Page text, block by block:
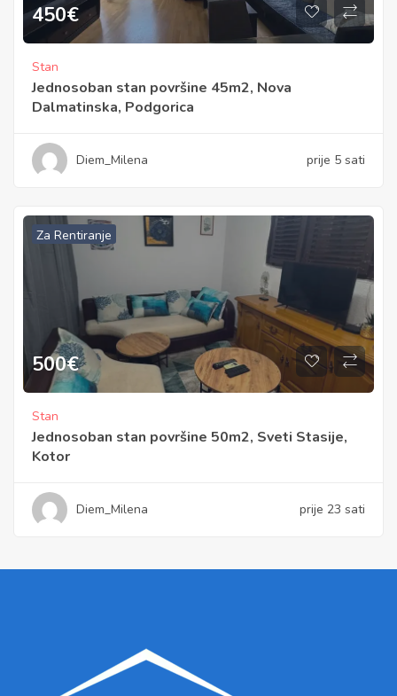
450€
Stan
Jednosoban stan površine 45m2, Nova
Dalmatinska, Podgorica
Diem_Milena prije 5 sati
Za Rentiranje
500€
Stan
Jednosoban stan površine 50m2, Sveti Stasije,
Kotor
Diem_Milena prije 23 sati